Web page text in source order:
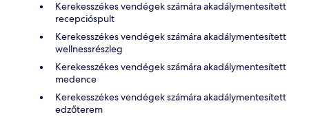
Kerekesszékes vendégek számára akadálymentesített
recepcióspult
Kerekesszékes vendégek számára akadálymentesített
wellnessrészleg
Kerekesszékes vendégek számára akadálymentesített
medence
Kerekesszékes vendégek számára akadálymentesített
edzőterem